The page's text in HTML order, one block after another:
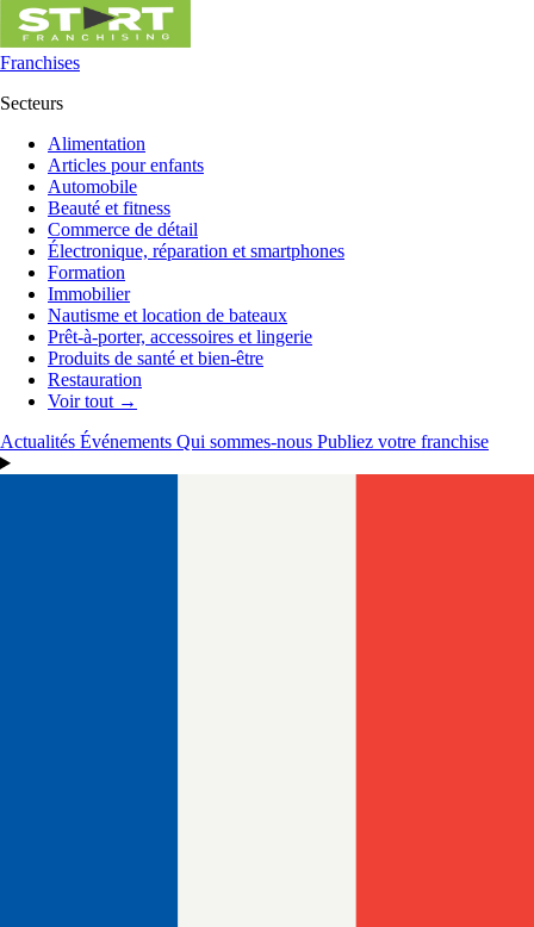
Franchises
Secteurs
Alimentation
Articles pour enfants
Automobile
Beauté et fitness
Commerce de détail
Électronique, réparation et smartphones
Formation
Immobilier
Nautisme et location de bateaux
Prêt-à-porter, accessoires et lingerie
Produits de santé et bien-être
Restauration
Voir tout →
Actualités Événements Qui sommes-nous Publiez votre franchise